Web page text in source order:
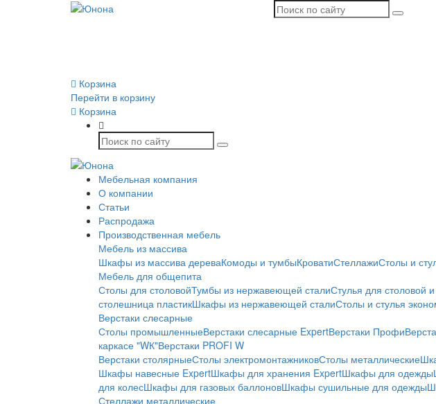
Корзина
Перейти в корзину
Корзина
Мебельная компания
О компании
Статьи
Распродажа
Производственная мебель
Мебель из массива
Шкафы из массива дереваКомоды и тумбыКроватиСтеллажиСтолы и
Мебель для общепита
Столы для столовойТумбы из нержавеющей сталиСтулья для столовой
столешница пластикШкафы из нержавеющей сталиСтолы и стулья
Верстаки слесарные
Столы промышленныеВерстаки слесарные ExpertВерстаки Профи
каркасе "WК"Верстаки PROFI W
Верстаки столярныеСтолы электромонтажниковСтолы металлические
Шкафы навесные ExpertШкафы для хранения ExpertШкафы для одежды
для колесШкафы для газовых баллоновШкафы сушильные для одежды
Стеллажи металлические